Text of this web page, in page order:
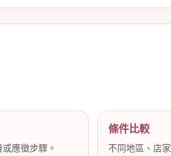
應徵步驟。
條件比較
不同地區、店